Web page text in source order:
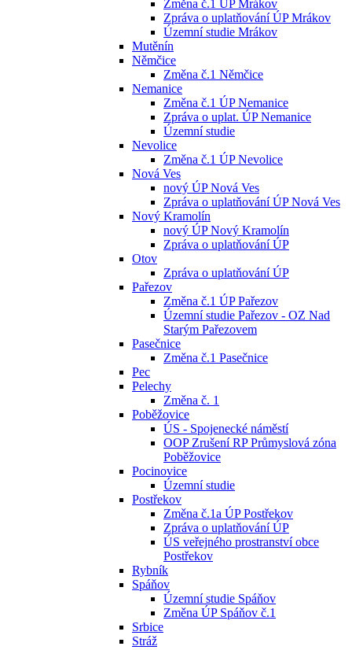
Změna č.1 ÚP Mrákov
Zpráva o uplatňování ÚP Mrákov
Územní studie Mrákov
Mutěnín
Němčice
Změna č.1 Němčice
Nemanice
Změna č.1 ÚP Nemanice
Zpráva o uplat. ÚP Nemanice
Územní studie
Nevolice
Změna č.1 ÚP Nevolice
Nová Ves
nový ÚP Nová Ves
Zpráva o uplatňování ÚP Nová Ves
Nový Kramolín
nový ÚP Nový Kramolín
Zpráva o uplatňování ÚP
Otov
Zpráva o uplatňování ÚP
Pařezov
Změna č.1 ÚP Pařezov
Územní studie Pařezov - OZ Nad
Starým Pařezovem
Pasečnice
Změna č.1 Pasečnice
Pec
Pelechy
Změna č. 1
Poběžovice
ÚS - Spojenecké náměstí
OOP Zrušení RP Průmyslová zóna
Poběžovice
Pocinovice
Územní studie
Postřekov
Změna č.1a ÚP Postřekov
Zpráva o uplatňování ÚP
ÚS veřejného prostranství obce
Postřekov
Rybník
Spáňov
Územní studie Spáňov
Změna ÚP Spáňov č.1
Srbice
Stráž